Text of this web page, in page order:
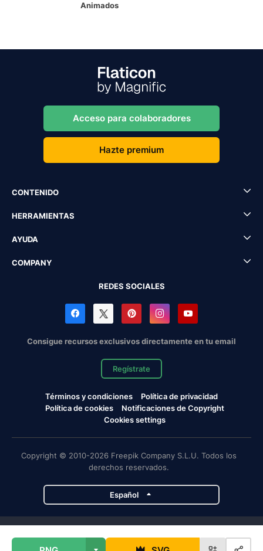
Animados
Acceso para colaboradores
Hazte premium
CONTENIDO
HERRAMIENTAS
AYUDA
COMPANY
REDES SOCIALES
Consigue recursos exclusivos directamente en tu email
Regístrate
Términos y condiciones
Política de privacidad
Política de cookies
Notificaciones de Copyright
Cookies settings
Copyright © 2010-2026 Freepik Company S.L.U. Todos los
derechos reservados.
Español